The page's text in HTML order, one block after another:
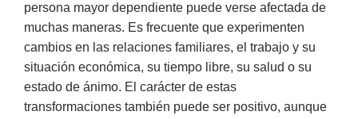
persona mayor dependiente puede verse afectada de
muchas maneras. Es frecuente que experimenten
cambios en las relaciones familiares, el trabajo y su
situación económica, su tiempo libre, su salud o su
estado de ánimo. El carácter de estas
transformaciones también puede ser positivo, aunque